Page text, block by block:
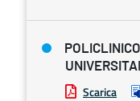
Scarica